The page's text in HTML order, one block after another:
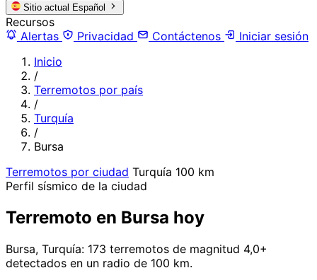
Sitio actual Español
Recursos
Alertas
Privacidad Contáctenos
Iniciar sesión
Inicio
/
Terremotos por país
/
Turquía
/
Bursa
Terremotos por ciudad Turquía 100 km
Perfil sísmico de la ciudad
Terremoto en Bursa hoy
Bursa, Turquía: 173 terremotos de magnitud 4,0+
detectados en un radio de 100 km.